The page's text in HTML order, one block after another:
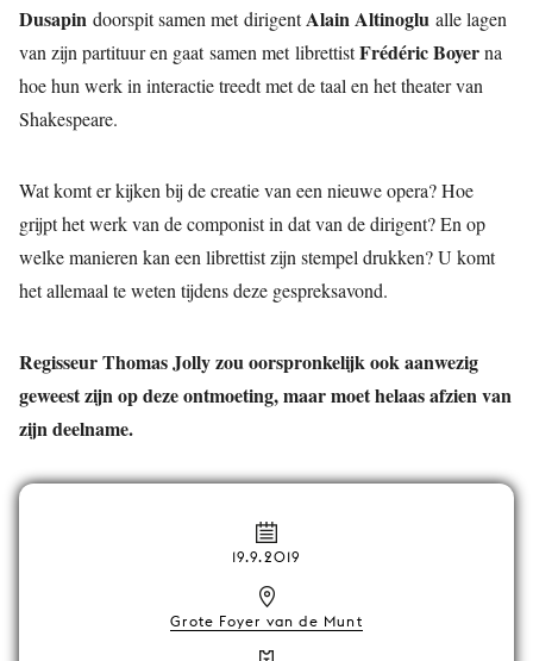
Dusapin doorspit samen met dirigentAlain Altinoglu alle lagen
van zijn partituur en gaat samen met librettistFrédéric Boyerna
hoe hun werk in interactie treedt met de taal en het theater van
Shakespeare.
Wat komt er kijken bij de creatie van een nieuwe opera? Hoe
grijpt het werk van de componist in dat van de dirigent? En op
welke manieren kan een librettist zijn stempel drukken? U komt
het allemaal te weten tijdens deze gespreksavond.
Regisseur Thomas Jolly zou oorspronkelijk ook aanwezig
geweest zijn op deze ontmoeting, maar moet helaas afzien van
zijn deelname.
19.9.2019
Grote Foyer van de Munt